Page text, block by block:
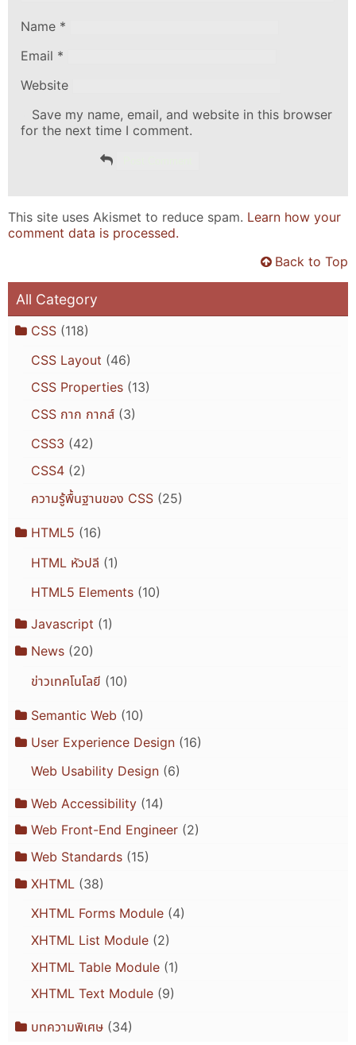
Name *
Email *
Website
Save my name, email, and website in this browser
for the next time I comment.
This site uses Akismet to reduce spam. Learn how your
comment data is processed.
Back to Top
All Category
CSS(118)
CSS Layout (46)
CSS Properties(13)
CSS กาก กากส์(3)
CSS3 (42)
CSS4(2)
ความรู้พื้นฐานของ CSS(25)
HTML5 (16)
HTML หัวปลี (1)
HTML5 Elements(10)
Javascript (1)
News(20)
ข่าวเทคโนโลยี (10)
Semantic Web (10)
User Experience Design(16)
Web Usability Design(6)
Web Accessibility(14)
Web Front-End Engineer(2)
Web Standards(15)
XHTML(38)
XHTML Forms Module(4)
XHTML List Module(2)
XHTML Table Module(1)
XHTML Text Module(9)
บทความพิเศษ(34)